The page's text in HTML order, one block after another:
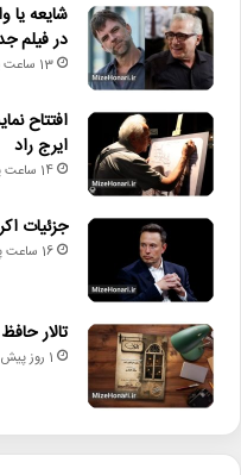
شایعه
در فیلم
13 ساعت پیش
افتتاح
ایرج راد
14 ساعت پیش
جزئیات
16 ساعت پیش
تالار
1 روز پیش